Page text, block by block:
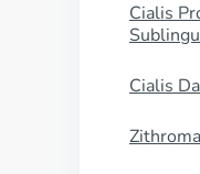
Cialis
Cialis